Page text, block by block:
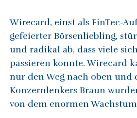
Wirecard, einst als FinTec-
gefeierter Börsenliebling,
und radikal ab, dass viele
passieren konnte. Wirecard
nur den Weg nach oben und
Konzernlenkers Braun
von dem enormen